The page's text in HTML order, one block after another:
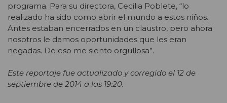
programa. Para su directora, Cecilia Poblete, “lo
realizado ha sido como abrir el mundo a estos niños.
Antes estaban encerrados en un claustro, pero ahora
nosotros le damos oportunidades que les eran
negadas. De eso me siento orgullosa”.
Este reportaje fue actualizado y corregido el 12 de
septiembre de 2014 a las 19:20.